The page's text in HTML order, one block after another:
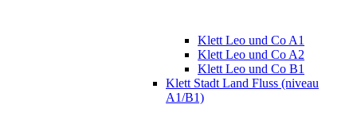
Klett Leo und Co A1
Klett Leo und Co A2
Klett Leo und Co B1
Klett Stadt Land Fluss (niveau
A1/B1)